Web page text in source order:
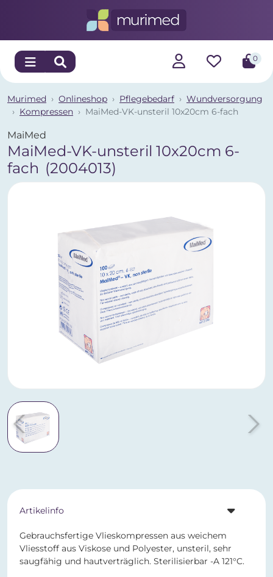
0
Murimed Onlineshop Pflegebedarf
Wundversorgung
Kompressen
MaiMed-VK-unsteril 10x20cm 6-fach
MaiMed
MaiMed-VK-unsteril 10x20cm 6-
fach (2004013)
Artikelinfo
Gebrauchsfertige Vlieskompressen aus weichem
Vliesstoff aus Viskose und Polyester, unsteril, sehr
saugfähig und hautverträglich. Sterilisierbar -A 121°C.